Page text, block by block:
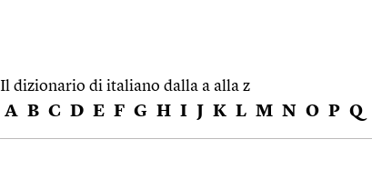
Il dizionario di italiano dalla a alla z
A B C D E F G H I J K L M N O P Q